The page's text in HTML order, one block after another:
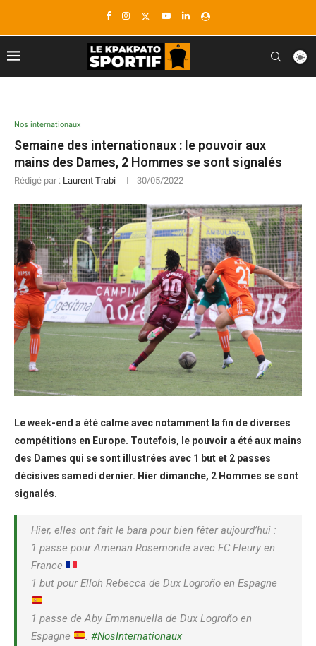
Nos internationaux
Semaine des internationaux : le pouvoir aux
mains des Dames, 2 Hommes se sont signalés
Rédigé par : Laurent Trabi 30/05/2022
Le week-end a été calme avec notamment la fin de diverses
compétitions en Europe. Toutefois, le pouvoir a été aux mains
des Dames qui se sont illustrées avec 1 but et 2 passes
décisives samedi dernier. Hier dimanche, 2 Hommes se sont
signalés.
Hier, elles ont fait le bara pour bien fêter aujourd’hui :
1 passe pour Amenan Rosemonde avec FC Fleury en
France
1 but pour Elloh Rebecca de Dux Logroño en Espagne
.
1 passe de Aby Emmanuella de Dux Logroño en
Espagne
.#NosInternationaux